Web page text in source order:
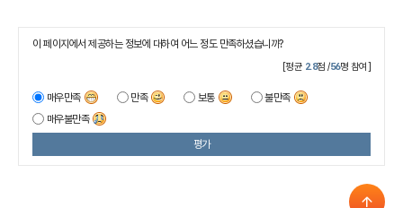
이 페이지에서 제공하는 정보에 대하여 어느 정도 만족하셨습니까?
[평균 2.8점 /56명 참여]
매우만족 만족 보통
불만족
매우불만족
평가